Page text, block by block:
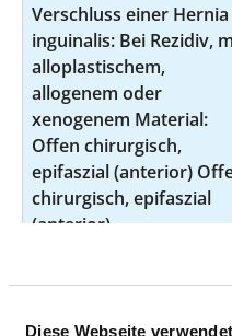
Diese Webseite
Verschluss einer Hernia
inguinalis: Bei Rezidiv,
alloplastischem,
allogenem oder
xenogenem Material:
Offen chirurgisch,
epifaszial (anterior)
chirurgisch, epifaszial
(anterior)
(Peritoneoskopie)